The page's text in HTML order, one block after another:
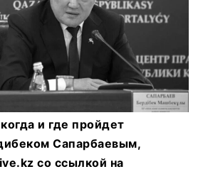
и где пройдет
Сапарбаевым,
со ссылкой на